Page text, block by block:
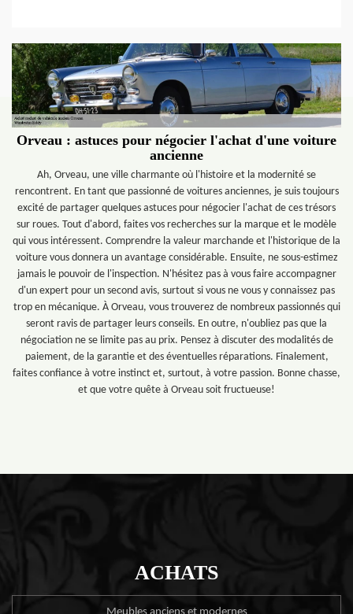
Orveau : astuces pour négocier l'achat d'une voiture
ancienne
Ah, Orveau, une ville charmante où l'histoire et la modernité se
rencontrent. En tant que passionné de voitures anciennes, je suis toujours
excité de partager quelques astuces pour négocier l'achat de ces trésors
sur roues. Tout d'abord, faites vos recherches sur la marque et le modèle
qui vous intéressent. Comprendre la valeur marchande et l'historique de la
voiture vous donnera un avantage considérable. Ensuite, ne sous-estimez
jamais le pouvoir de l'inspection. N'hésitez pas à vous faire accompagner
d'un expert pour un second avis, surtout si vous ne vous y connaissez pas
trop en mécanique. À Orveau, vous trouverez de nombreux passionnés qui
seront ravis de partager leurs conseils. En outre, n'oubliez pas que la
négociation ne se limite pas au prix. Pensez à discuter des modalités de
paiement, de la garantie et des éventuelles réparations. Finalement,
faites confiance à votre instinct et, surtout, à votre passion. Bonne chasse,
et que votre quête à Orveau soit fructueuse!
ACHATS